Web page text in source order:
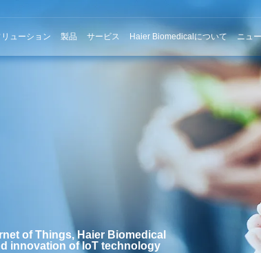
リューション 製品 サービス Haier Biomedicalについて ニュ
of Things, Haier Biomedical
innovation of IoT technology